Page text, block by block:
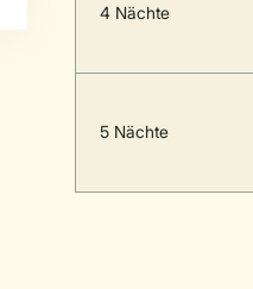
4 Nächte
5 Nächte